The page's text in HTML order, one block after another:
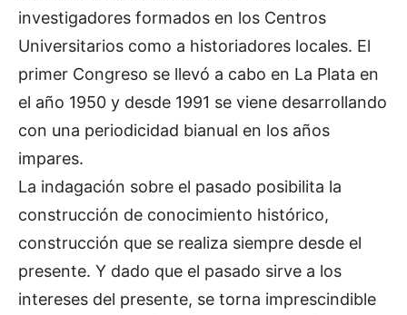
investigadores formados en los Centros
Universitarios como a historiadores locales. El
primer Congreso se llevó a cabo en La Plata en
el año 1950 y desde 1991 se viene desarrollando
con una periodicidad bianual en los años
impares.
La indagación sobre el pasado posibilita la
construcción de conocimiento histórico,
construcción que se realiza siempre desde el
presente. Y dado que el pasado sirve a los
intereses del presente, se torna imprescindible